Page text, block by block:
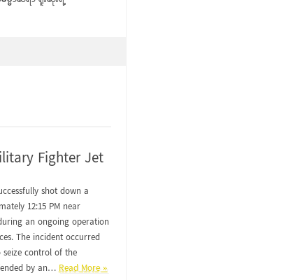
Fighter Jet
shot down a
12:15 PM near
an ongoing operation
The incident occurred
control of the
by an…Read More »